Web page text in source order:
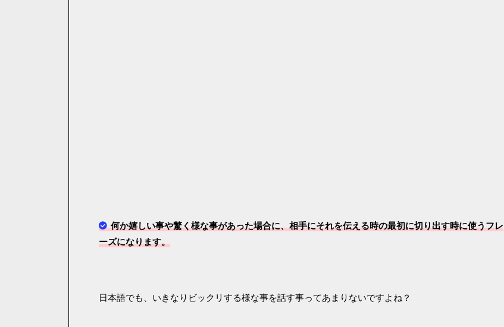
何か嬉しい事や驚く様な事があった場合に、相手にそれを伝える時の最初に切り出す時に使うフレ
ーズになります。
日本語でも、いきなりビックリする様な事を話す事ってあまりないですよね？